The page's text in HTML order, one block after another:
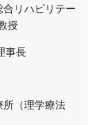
リハビリテー
授
事長
（理学療法